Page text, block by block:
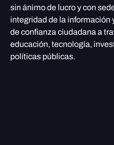
sin ánimo de lucro y con
integridad de la información
de confianza ciudadana a
educación, tecnología,
políticas públicas.